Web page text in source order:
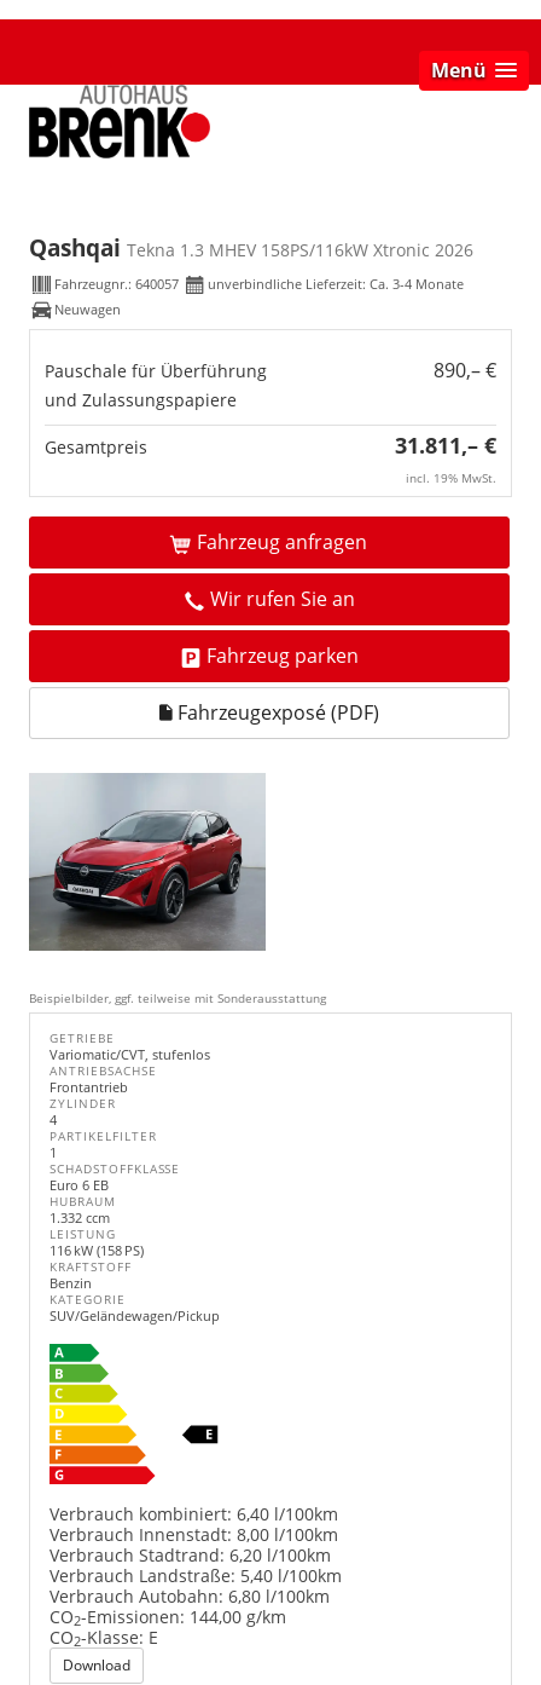
Menü
Qashqai Tekna 1.3 MHEV 158PS/116kW Xtronic 2026
Fahrzeugnr.: 640057
unverbindliche Lieferzeit: Ca. 3-4 Monate
Neuwagen
Pauschale für Überführung
und Zulassungspapiere
890,– €
Gesamtpreis 31.811,– €
incl. 19% MwSt.
Fahrzeug anfragen
Wir rufen Sie an
Fahrzeug parken
Fahrzeugexposé (PDF)
Beispielbilder, ggf. teilweise mit Sonderausstattung
GETRIEBE
Variomatic/CVT, stufenlos
ANTRIEBSACHSE
Frontantrieb
ZYLINDER
4
PARTIKELFILTER
1
SCHADSTOFFKLASSE
Euro 6 EB
HUBRAUM
1.332 ccm
LEISTUNG
116 kW (158 PS)
KRAFTSTOFF
Benzin
KATEGORIE
SUV/Geländewagen/Pickup
Verbrauch kombiniert: 6,40 l/100km
Verbrauch Innenstadt: 8,00 l/100km
Verbrauch Stadtrand: 6,20 l/100km
Verbrauch Landstraße: 5,40 l/100km
Verbrauch Autobahn: 6,80 l/100km
CO2-Emissionen: 144,00 g/km
CO2-Klasse: E
Download